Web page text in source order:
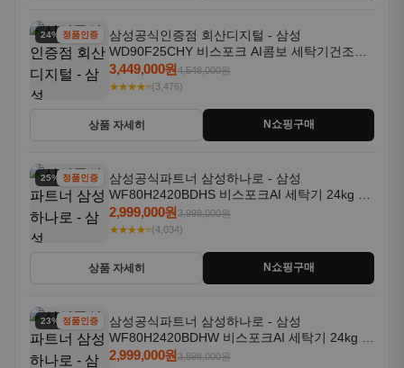
24% 할인정품인증
삼성공식인증점 회산디지털 - 삼성
WD90F25CHY 비스포크 AI콤보 세탁기건조기
일체형 25kg+18kg 1등급
3,449,000원4,548,000원
★★★★⭐(3,476)
상품 자세히 N쇼핑구매
25% 할인정품인증
삼성공식파트너 삼성하나로 - 삼성
WF80H2420BDHS 비스포크AI 세탁기 24kg 건
조기 20kg 세제자동투입
2,999,000원3,998,000원
★★★★⭐(4,034)
상품 자세히 N쇼핑구매
23% 할인정품인증
삼성공식파트너 삼성하나로 - 삼성
WF80H2420BDHW 비스포크AI 세탁기 24kg 건
조기 20kg 세제자동투입
2,999,000원3,898,000원